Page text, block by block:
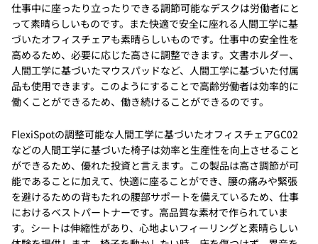
仕事中に座ったり立ったりできる調節可能なデスクは労働者にと
って素晴らしいものです。また快適で安全に座れる人間工学に基
づいたオフィスチェアも素晴らしいものです。仕事中の安全性を
高めるため、必要に応じた高さに調整できます。文書ホルダー、
人間工学に基づいたマウスパッドなど、人間工学に基づいた付属
品も使用できます。このようにすることで高齢労働者は効率的に
働くことができるため、働き続けることができるのです。
FlexiSpotの調整可能な人間工学に基づいたオフィスチェアGC02
などの人間工学に基づいた椅子は効率と生産性を向上させること
ができるため、優れた投資と言えます。この製品は高さ調節が可
能であることに加えて、快適に座ることができ、腰の痛みや緊張
を避けるための背もたれの腰部サポートを備えているため、仕事
におけるベストパートナーです。高品質な素材で作られていま
す。シートは伸縮性があり、心地よいフィーリングと素晴らしい